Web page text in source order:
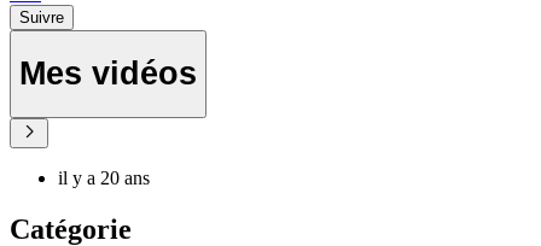
Suivre
Mes vidéos
il y a 20 ans
Catégorie